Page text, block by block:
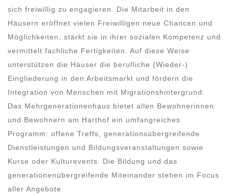
sich freiwillig zu engagieren. Die Mitarbeit in den
Häusern eröffnet vielen Freiwilligen neue Chancen und
Möglichkeiten, stärkt sie in ihrer sozialen Kompetenz und
vermittelt fachliche Fertigkeiten. Auf diese Weise
unterstützen die Häuser die berufliche (Wieder-)
Eingliederung in den Arbeitsmarkt und fördern die
Integration von Menschen mit Migrationshintergrund.
Das Mehrgenerationenhaus bietet allen Bewohnerinnen
und Bewohnern am Harthof ein umfangreiches
Programm: offene Treffs, generationsübergreifende
Dienstleistungen und Bildungsveranstaltungen sowie
Kurse oder Kulturevents. Die Bildung und das
generationenübergreifende Miteinander stehen im Focus
aller Angebote.